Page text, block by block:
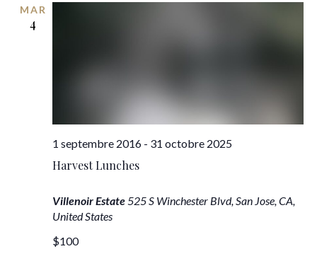
MAR
4
Harvest Lunches
1 septembre 2016- 31 octobre 2025
Villenoir Estate 525 S Winchester Blvd, San Jose, CA,
United States
$100